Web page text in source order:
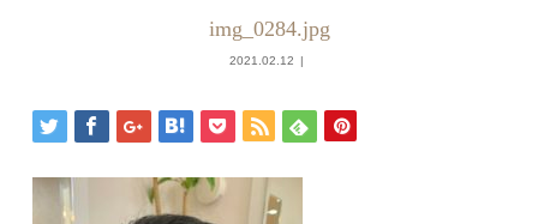
img_0284.jpg
2021.02.12